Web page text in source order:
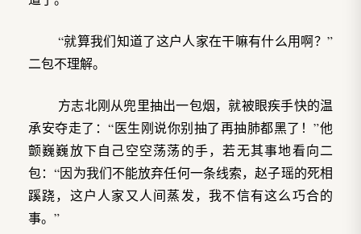
“就算我们知道了这户人家在干嘛有什么用啊？”
二包不理解。
方志北刚从兜里抽出一包烟，就被眼疾手快的温
承安夺走了：“医生刚说你别抽了再抽肺都黑了！”他
颤巍巍放下自己空空荡荡的手，若无其事地看向二
包：“因为我们不能放弃任何一条线索，赵子瑶的死相
蹊跷，这户人家又人间蒸发，我不信有这么巧合的
事。”